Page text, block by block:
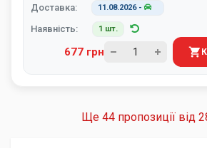
Доставка: 11.08.2026-
Наявність: 1 шт.
677 грн
Ще 44 пропозиції від